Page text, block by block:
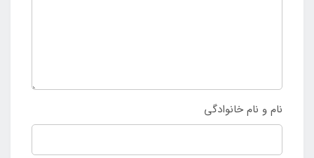
نام و نام خانوادگی